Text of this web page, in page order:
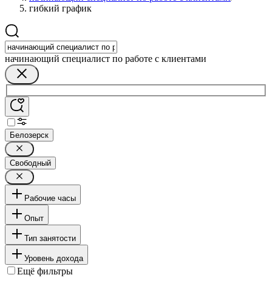
гибкий график
начинающий специалист по работе с клиентами
Белозерск
Свободный
Рабочие часы
Опыт
Тип занятости
Уровень дохода
Ещё фильтры